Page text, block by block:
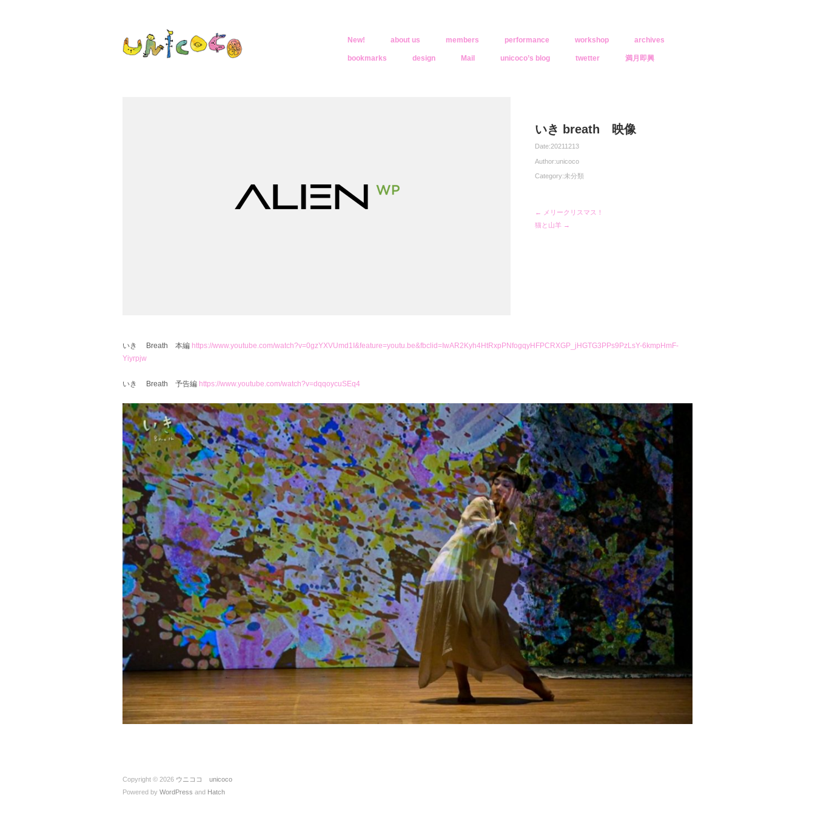
New! about us members performance workshop archives
bookmarks design Mail unicoco’s blog twetter 満月即興
いき breath 映像
Date:20211213
Author:unicoco
Category:未分類
← メリークリスマス！
猫と山羊 →
いき Breath 本編 https://www.youtube.com/watch?v=0gzYXVUmd1I&feature=youtu.be&fbclid=IwAR2Kyh4HtRxpPNfogqyHFPCRXGP_jHGTG3PPs9PzLsY-6kmpHmF-
Yiyrpjw
いき Breath 予告編 https://www.youtube.com/watch?v=dqqoycuSEq4
Copyright © 2026 ウニココ unicoco
Powered by WordPress and Hatch